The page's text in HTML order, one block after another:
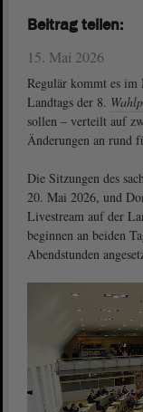
15. Mai 2026
Regulär kommt es im
Landtags der 8.
sollen ‒ verteilt auf
Änderungen an rund
Die Sitzungen des
20. Mai 2026, und
Livestream auf der
beginnen an beiden
Abendstunden
Beitrag teilen: